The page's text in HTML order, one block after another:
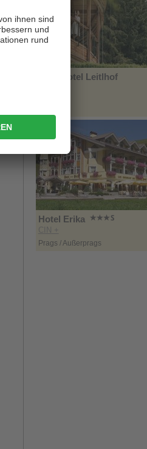
Naturhotel Leitlhof
Hotel Erika
CIN +
Prags / Außerprags